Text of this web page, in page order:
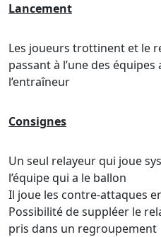
Lancement
Les joueurs trottinent et le
passant à l’une des
l’entraîneur
Consignes
Un seul relayeur qui joue
l’équipe qui a le ballon
Il joue les contre-attaques
Possibilité de suppléer le
pris dans un regroupement